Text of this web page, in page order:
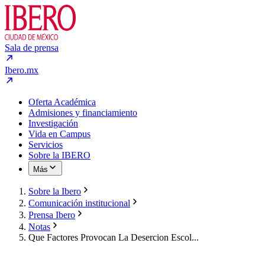
Sala de prensa
Ibero.mx
Oferta Académica
Admisiones y financiamiento
Investigación
Vida en Campus
Servicios
Sobre la IBERO
Más
Sobre la Ibero
Comunicación institucional
Prensa Ibero
Notas
Que Factores Provocan La Desercion Escol...